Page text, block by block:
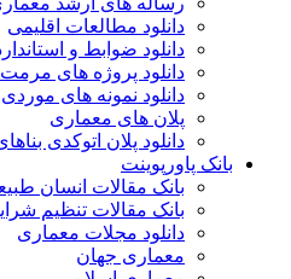
دانلود مطالعات اقلیمی
دانلود ضوابط و
دانلود پروژه های مرمت
دانلود نمونه های
پلان های معماری
دانلود پلان اتوکدی
بانک پاورپوینت
بانک مقالات انسان
بانک مقالات تنظیم
دانلود مجلات معماری
معماری جهان